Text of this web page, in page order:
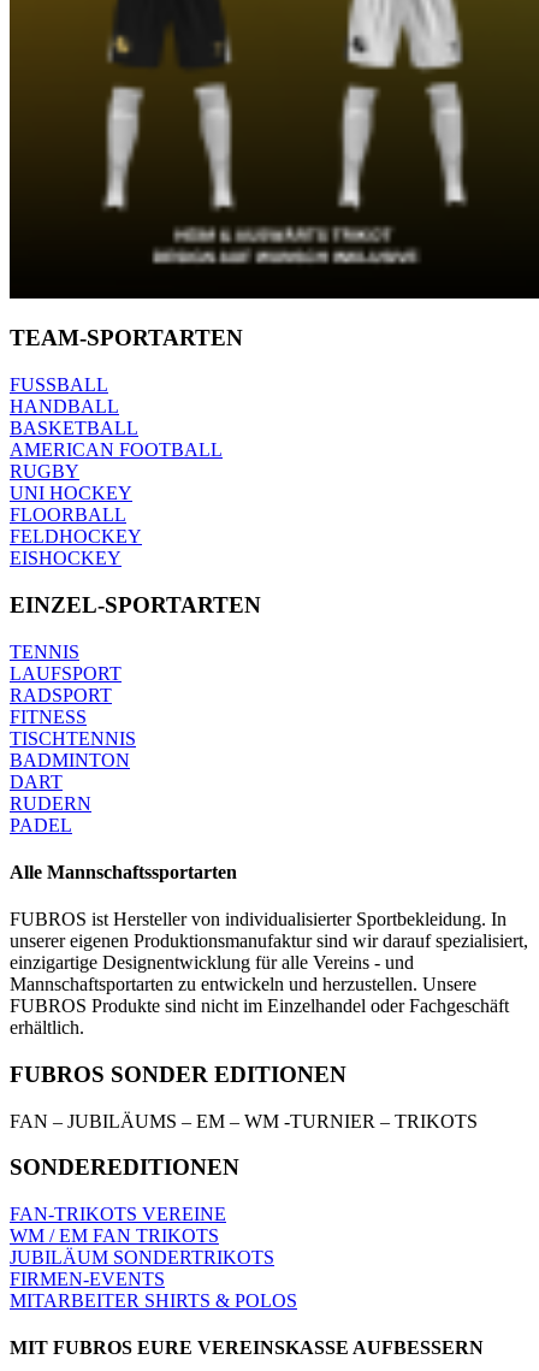
TEAM-SPORTARTEN
FUSSBALL
HANDBALL
BASKETBALL
AMERICAN FOOTBALL
RUGBY
UNI HOCKEY
FLOORBALL
FELDHOCKEY
EISHOCKEY
EINZEL-SPORTARTEN
TENNIS
LAUFSPORT
RADSPORT
FITNESS
TISCHTENNIS
BADMINTON
DART
RUDERN
PADEL
Alle Mannschaftssportarten
FUBROS ist Hersteller von individualisierter Sportbekleidung. In
unserer eigenen Produktionsmanufaktur sind wir darauf spezialisiert,
einzigartige Designentwicklung für alle Vereins - und
Mannschaftsportarten zu entwickeln und herzustellen. Unsere
FUBROS Produkte sind nicht im Einzelhandel oder Fachgeschäft
erhältlich.
FUBROS SONDER EDITIONEN
FAN – JUBILÄUMS – EM – WM -TURNIER – TRIKOTS
SONDEREDITIONEN
FAN-TRIKOTS VEREINE
WM / EM FAN TRIKOTS
JUBILÄUM SONDERTRIKOTS
FIRMEN-EVENTS
MITARBEITER SHIRTS & POLOS
MIT FUBROS EURE VEREINSKASSE AUFBESSERN